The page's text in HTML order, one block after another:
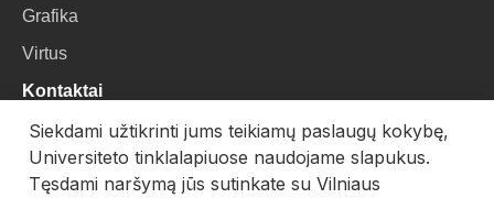
Grafika
Virtus
Kontaktai
VU Biblioteka
Universiteto g. 3, LT-01122, Vilnius
Siekdami užtikrinti jums teikiamų paslaugų kokybę,
Universiteto tinklalapiuose naudojame slapukus.
Tęsdami naršymą jūs sutinkate su Vilniaus